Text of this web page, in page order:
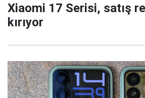
Xiaomi 17 Serisi, satış
kırıyor